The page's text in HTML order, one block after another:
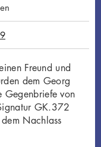
Freund und
dem Georg
Gegenbriefe von
GK.372
Nachlass